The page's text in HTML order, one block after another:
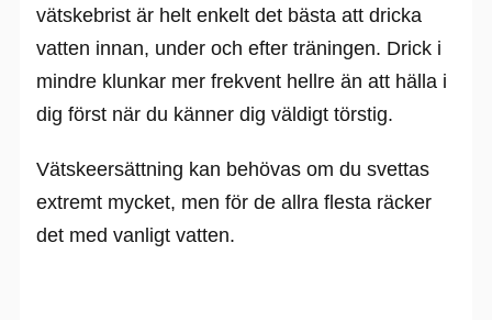
vätskebrist är helt enkelt det bästa att dricka
vatten innan, under och efter träningen. Drick i
mindre klunkar mer frekvent hellre än att hälla i
dig först när du känner dig väldigt törstig.
Vätskeersättning kan behövas om du svettas
extremt mycket, men för de allra flesta räcker
det med vanligt vatten.